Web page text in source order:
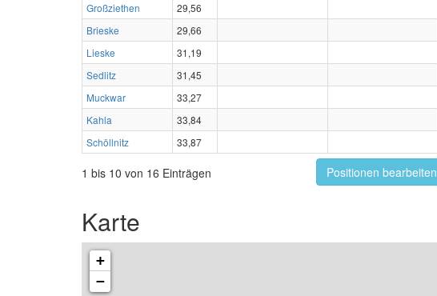
Großziethen
29,56
Brieske
29,66
Lieske
31,19
Sedlitz
31,45
Muckwar
33,27
Kahla
33,84
Schöllnitz
33,87
1 bis 10 von 16 Einträgen Positionen bearbeiten
Karte
+
−